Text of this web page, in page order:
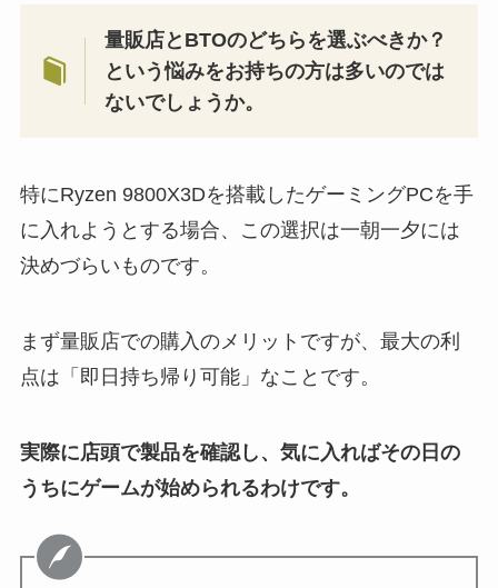
量販店とBTOのどちらを選ぶべきか？
という悩みをお持ちの方は多いのでは
ないでしょうか。
特にRyzen 9800X3Dを搭載したゲーミングPCを手
に入れようとする場合、この選択は一朝一夕には
決めづらいものです。
まず量販店での購入のメリットですが、最大の利
点は「即日持ち帰り可能」なことです。
実際に店頭で製品を確認し、気に入ればその日の
うちにゲームが始められるわけです。